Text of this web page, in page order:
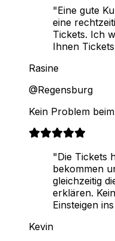
"Eine gute
eine
Tickets. Ich
Ihnen
Rasine
@Regensburg
Kein Problem
"Die Tickets
bekommen
gleichzeitig
erklären.
Einsteigen
Kevin